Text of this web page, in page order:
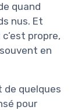
quand
nus. Et
propre,
en
de quelques
pour